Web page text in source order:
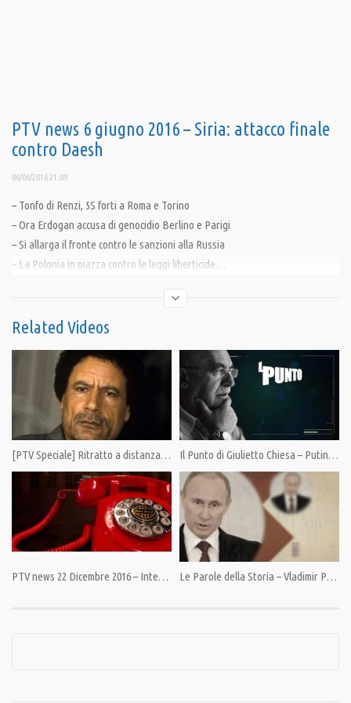
PTV news 6 giugno 2016 – Siria: attacco finale
contro Daesh
06/06/2016 21:09
– Tonfo di Renzi, 5S forti a Roma e Torino
– Ora Erdogan accusa di genocidio Berlino e Parigi
– Si allarga il fronte contro le sanzioni alla Russia
– La Polonia in piazza contro le leggi liberticide…
– Gigantesche esercitazioni Nato ai confini con la Russia
– Barcellona: proteste contro la mega nave da cociera
Category:
PrimoPiano
Giulietto Chiesa,Pandora TV,PandoraTV
Related Videos
[PTV Speciale] Ritratto a distanza ravvicinata di Muammar Gheddafi. Il Punto di Giulietto Chiesa – Putin di nuovo in pubblico
PTV news 22 Dicembre 2016 – Interrotti i canali di comunicazione Usa – Russia Le Parole della Storia – Vladimir Putin